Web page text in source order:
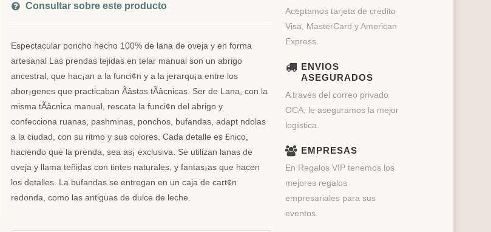
Consultar sobre este producto
Espectacular poncho hecho 100% de lana de oveja y en forma
artesanal Las prendas tejidas en telar manual son un abrigo
ancestral, que hac¡an a la funci¢n y a la jerarqu¡a entre los
abor¡genes que practicaban Ãâstas tÃâcnicas. Ser de Lana, con la
misma tÃâcnica manual, rescata la funci¢n del abrigo y
confecciona ruanas, pashminas, ponchos, bufandas, adapt ndolas
a la ciudad, con su ritmo y sus colores. Cada detalle es £nico,
haciendo que la prenda, sea as¡ exclusiva. Se utilizan lanas de
oveja y llama teñidas con tintes naturales, y fantas¡as que hacen
los detalles. La bufandas se entregan en un caja de cart¢n
redonda, como las antiguas de dulce de leche.
Aceptamos tarjeta de credito
Visa, MasterCard y American
Express.
ENVIOS
ASEGURADOS
A través del correo privado
OCA, le aseguramos la mejor
logística.
EMPRESAS
En Regalos VIP tenemos los
mejores regalos
empresariales para sus
eventos.